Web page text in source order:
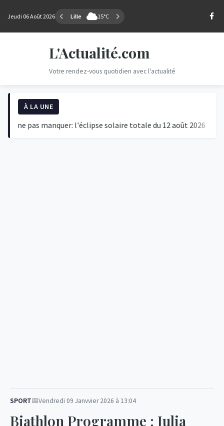
Jeudi 06 Août 2026 Lille 15°C
L'Actualité.com
Votre rendez-vous quotidien avec l'actualité
À LA UNE
pas manquer: l'éclipse solaire totale du 12 août 2026
SPORT Vendredi 09 Janvvier 2026 à 13:04
Biathlon Programme : Julia